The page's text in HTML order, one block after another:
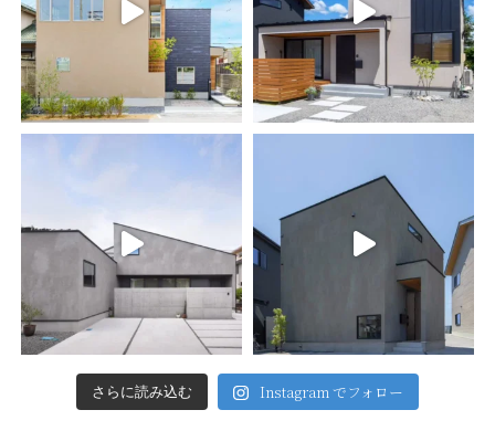
さらに読み込む Instagram でフォロー